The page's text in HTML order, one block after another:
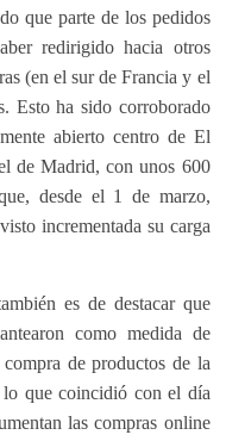
que parte de los pedidos
redirigido hacia otros
(en el sur de Francia y el
Esto ha sido corroborado
abierto centro de El
de Madrid, con unos 600
desde el 1 de marzo,
incrementada su carga
es de destacar que
como medida de
de productos de la
lo que coincidió con el día
las compras online